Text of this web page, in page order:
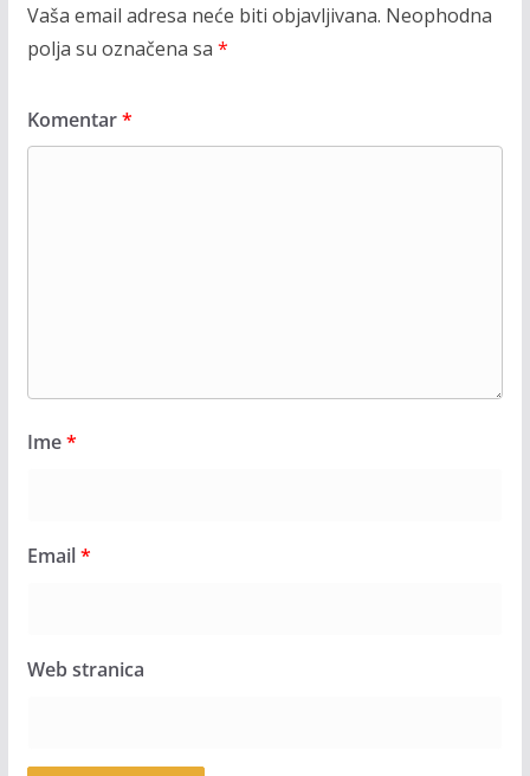
Vaša email adresa neće biti objavljivana. Neophodna
polja su označena sa *
Komentar*
Ime*
Email*
Web stranica